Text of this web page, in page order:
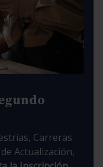
Carreras
Actualización,